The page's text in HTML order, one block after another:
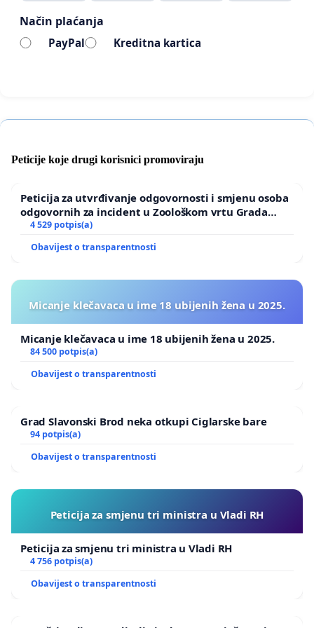
BUZ poziva sve građane Republike Hrvatske, bez
obzira na političku pripadnost, da potpišu ovu
koji su gradili ovu državu!
Način plaćanja
PayPal Kreditna kartica
Peticije koje drugi korisnici promoviraju
Peticija za utvrđivanje odgovornosti i smjenu osoba
odgovornih za incident u Zoološkom vrtu Grada
Zagreba
4 529 potpis(a)
Obavijest o transparentnosti
Micanje klečavaca u ime 18 ubijenih žena u 2025.
Micanje klečavaca u ime 18 ubijenih žena u 2025.
84 500 potpis(a)
Obavijest o transparentnosti
Grad Slavonski Brod neka otkupi Ciglarske bare
94 potpis(a)
Obavijest o transparentnosti
Peticija za smjenu tri ministra u Vladi RH
Peticija za smjenu tri ministra u Vladi RH
4 756 potpis(a)
Obavijest o transparentnosti